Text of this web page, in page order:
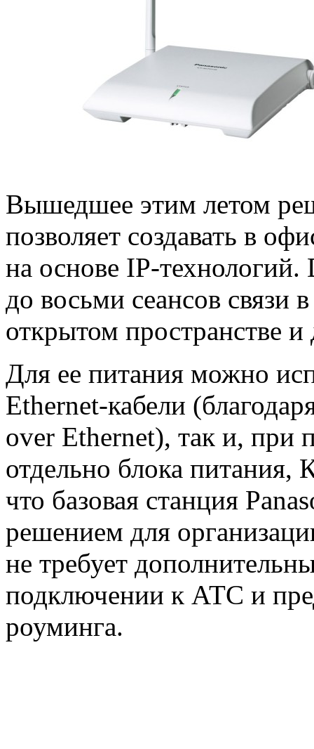
Вышедшее этим летом
позволяет создавать в
на основе IP-
до восьми сеансов связи
открытом пространстве
Для ее питания можно
Ethernet-кабели
over Ethernet), так и, при
отдельно блока
что базовая станция
решением для
не требует
подключении к АТС и
роуминга.